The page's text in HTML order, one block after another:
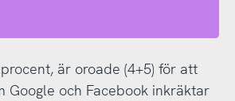
är oroade (4+5) för att
Google och Facebook inkräktar